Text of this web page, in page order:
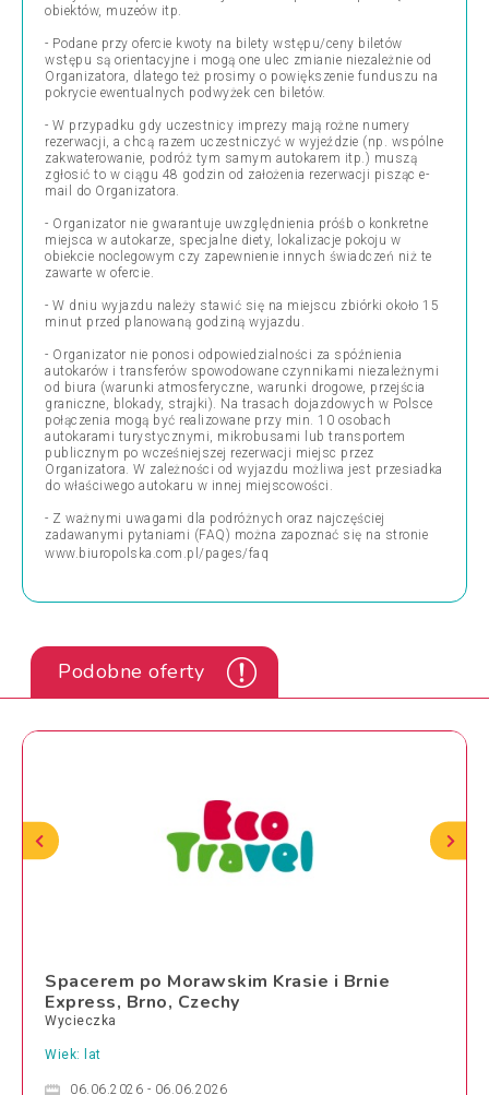
obiektów, muzeów itp.
- Podane przy ofercie kwoty na bilety wstępu/ceny biletów
wstępu są orientacyjne i mogą one ulec zmianie niezależnie od
Organizatora, dlatego też prosimy o powiększenie funduszu na
pokrycie ewentualnych podwyżek cen biletów.
- W przypadku gdy uczestnicy imprezy mają rożne numery
rezerwacji, a chcą razem uczestniczyć w wyjeździe (np. wspólne
zakwaterowanie, podróż tym samym autokarem itp.) muszą
zgłosić to w ciągu 48 godzin od założenia rezerwacji pisząc e-
mail do Organizatora.
- Organizator nie gwarantuje uwzględnienia próśb o konkretne
miejsca w autokarze, specjalne diety, lokalizacje pokoju w
obiekcie noclegowym czy zapewnienie innych świadczeń niż te
zawarte w ofercie.
- W dniu wyjazdu należy stawić się na miejscu zbiórki około 15
minut przed planowaną godziną wyjazdu.
- Organizator nie ponosi odpowiedzialności za spóźnienia
autokarów i transferów spowodowane czynnikami niezależnymi
od biura (warunki atmosferyczne, warunki drogowe, przejścia
graniczne, blokady, strajki). Na trasach dojazdowych w Polsce
połączenia mogą być realizowane przy min. 10 osobach
autokarami turystycznymi, mikrobusami lub transportem
publicznym po wcześniejszej rezerwacji miejsc przez
Organizatora. W zależności od wyjazdu możliwa jest przesiadka
do właściwego autokaru w innej miejscowości.
- Z ważnymi uwagami dla podróżnych oraz najczęściej
zadawanymi pytaniami (FAQ) można zapoznać się na stronie
www.biuropolska.com.pl/pages/faq
Podobne oferty
Spacerem po Morawskim Krasie i Brnie
Express, Brno, Czechy
Wycieczka
Wiek: lat
06.06.2026 - 06.06.2026